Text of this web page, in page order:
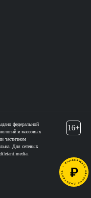
федеральной
и массовых
частичном
Для сетевых
16+